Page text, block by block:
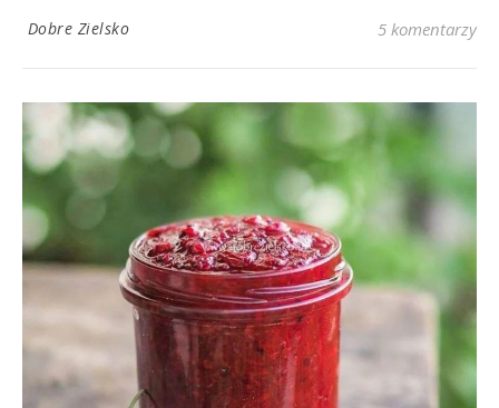
Dobre Zielsko 5 komentarzy